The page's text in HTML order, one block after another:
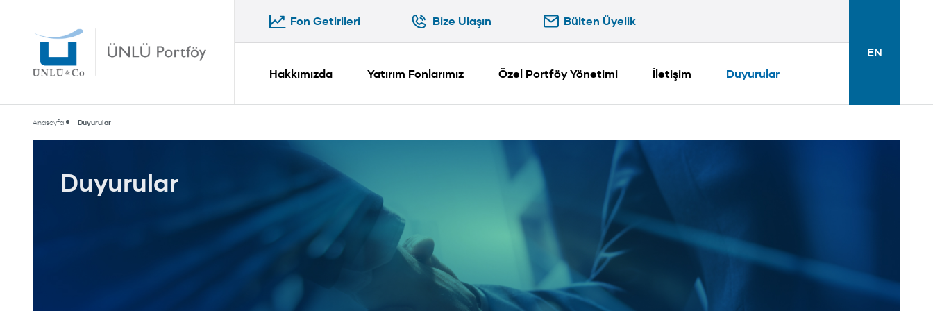
Bize Ulaşın Bülten Üyelik
Fon Getirileri Bize Ulaşın Bülten Üyelik
Hakkımızda Yatırım Fonlarımız Özel Portföy Yönetimi İletişim Duyurular
EN
Anasayfa Duyurular
Duyurular